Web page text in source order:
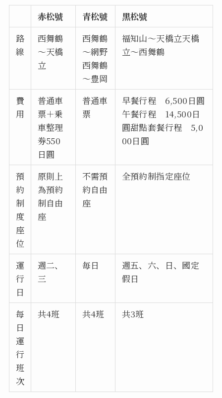
赤松號
青松號
黑松號
路
線
西舞鶴
～天橋
立
西舞鶴
～網野
西舞鶴
～豊岡
福知山～天橋立天橋
立～西舞鶴
費
用
普通車
票＋乗
車整理
券550
日圓
普通車
票
早餐行程 6,500日圓
午餐行程 14,500日
圓甜點套餐行程 5,0
00日圓
預
約
制
度
座
位
原則上
為預約
制自由
座
不需預
約自由
座
全預約制指定座位
運
行
日
週二、
三
毎日
週五、六、日、國定
假日
每
日
運
行
班
次
共4班 共4班 共3班